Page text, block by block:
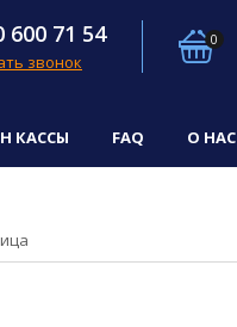
600 71 54
звонок
0
КАССЫ FAQ О НАС